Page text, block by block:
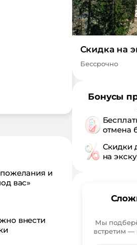
и
вас»
внести
Скидка на
Бессрочно
Бонусы
отмена
Скидки
на
Мы
встретим —